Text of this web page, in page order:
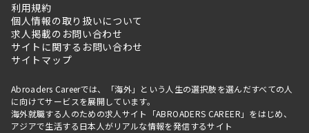
利用規約
個人情報の取り扱いについて
求人掲載のお問い合わせ
サイトに関するお問い合わせ
サイトマップ
Abroaders Careerでは、「海外」という人生の選択肢を選んだすべての人
に向けてサービスを展開しています。
海外就職する人のための求人サイト「ABROADERS CAREER」をはじめ、
アジアで生活する日本人がリアルな情報を発信するサイト